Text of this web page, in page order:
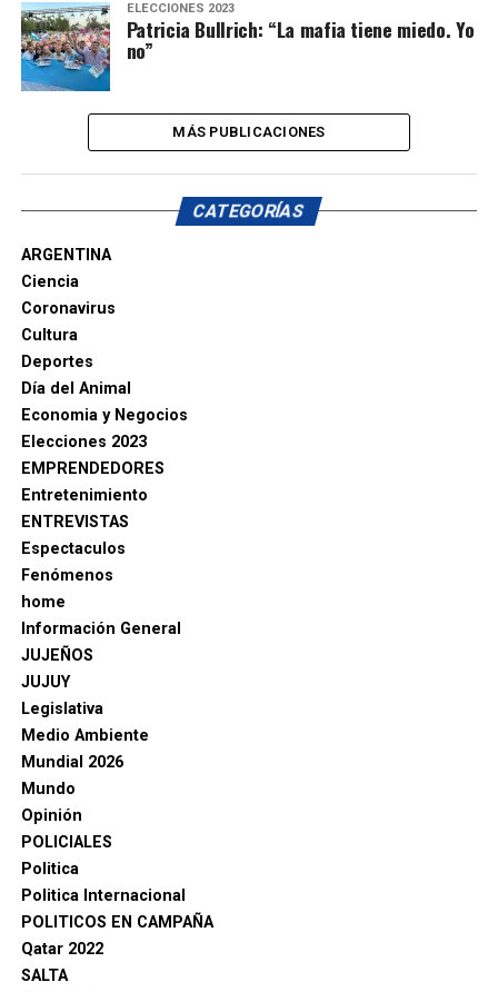
ELECCIONES 2023
Patricia Bullrich: “La mafia tiene miedo. Yo
no”
MÁS PUBLICACIONES
CATEGORÍAS
ARGENTINA
Ciencia
Coronavirus
Cultura
Deportes
Día del Animal
Economia y Negocios
Elecciones 2023
EMPRENDEDORES
Entretenimiento
ENTREVISTAS
Espectaculos
Fenómenos
home
Información General
JUJEÑOS
JUJUY
Legislativa
Medio Ambiente
Mundial 2026
Mundo
Opinión
POLICIALES
Politica
Politica Internacional
POLITICOS EN CAMPAÑA
Qatar 2022
SALTA